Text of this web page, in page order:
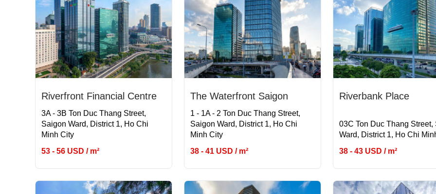
Riverfront Financial Centre
3A - 3B Ton Duc Thang Street,
Saigon Ward, District 1, Ho Chi
Minh City
53 - 56 USD / m²
The Waterfront Saigon
1 - 1A - 2 Ton Duc Thang Street,
Saigon Ward, District 1, Ho Chi
Minh City
38 - 41 USD / m²
Riverbank Place
03C Ton Duc Thang Street,
Ward, District 1, Ho Chi
38 - 43 USD / m²